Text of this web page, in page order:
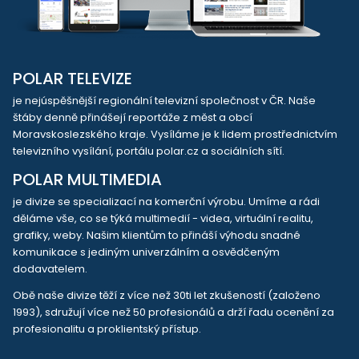
POLAR TELEVIZE
je nejúspěšnější regionální televizní společnost v ČR. Naše
štáby denně přinášejí reportáže z měst a obcí
Moravskoslezského kraje. Vysíláme je k lidem prostřednictvím
televizního vysílání, portálu polar.cz a sociálních sítí.
POLAR MULTIMEDIA
je divize se specializací na komerční výrobu. Umíme a rádi
děláme vše, co se týká multimedií - videa, virtuální realitu,
grafiky, weby. Našim klientům to přináší výhodu snadné
komunikace s jediným univerzálním a osvědčeným
dodavatelem.
Obě naše divize těží z více než 30ti let zkušeností (založeno
1993), sdružují více než 50 profesionálů a drží řadu ocenění za
profesionalitu a proklientský přístup.